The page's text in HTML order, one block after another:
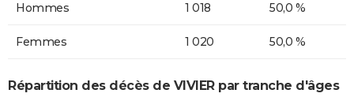
Hommes 1 018 50,0 %
Femmes 1 020 50,0 %
Répartition des décès de VIVIER par tranche d'âges